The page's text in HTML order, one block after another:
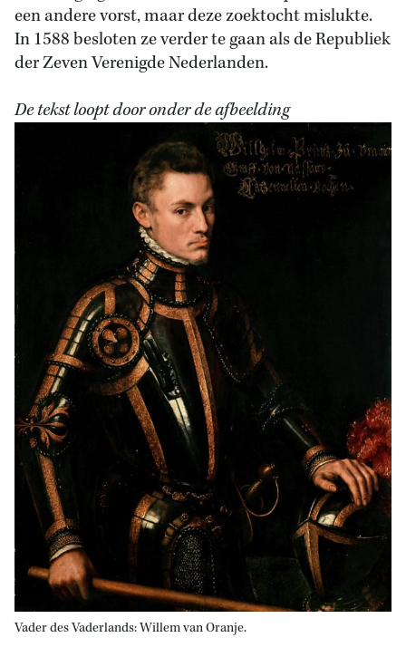
een andere vorst, maar deze zoektocht mislukte.
In 1588 besloten ze verder te gaan als de Republiek
der Zeven Verenigde Nederlanden.
De tekst loopt door onder de afbeelding
Vader des Vaderlands: Willem van Oranje.